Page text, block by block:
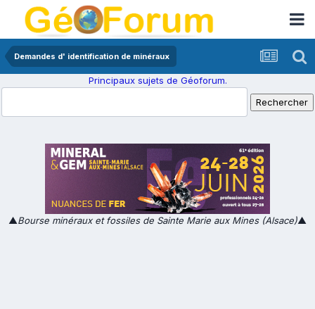
Demandes d' identification de minéraux
Principaux sujets de Géoforum.
▲Bourse minéraux et fossiles de Sainte Marie aux Mines (Alsace)▲